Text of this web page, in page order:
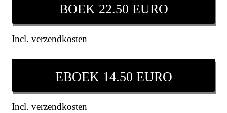
BOEK 22.50 EURO
Incl. verzendkosten
EBOEK 14.50 EURO
Incl. verzendkosten